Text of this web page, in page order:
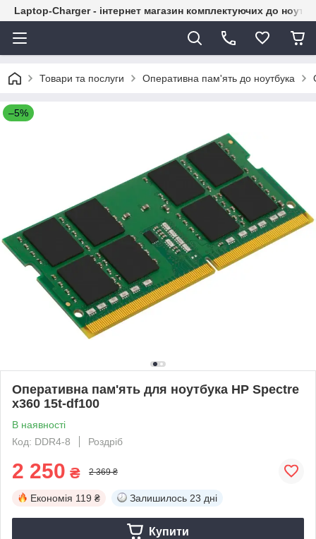
Laptop-Charger - інтернет магазин комплектуючих до
Товари та послуги Оперативна пам'ять до ноутбука
–5%
Оперативна пам'ять для ноутбука HP Spectre
x360 15t-df100
В наявності
Код: DDR4-8
Роздріб
2 250 ₴ 2 369 ₴
Економія 119 ₴ Залишилось 23 дні
Купити